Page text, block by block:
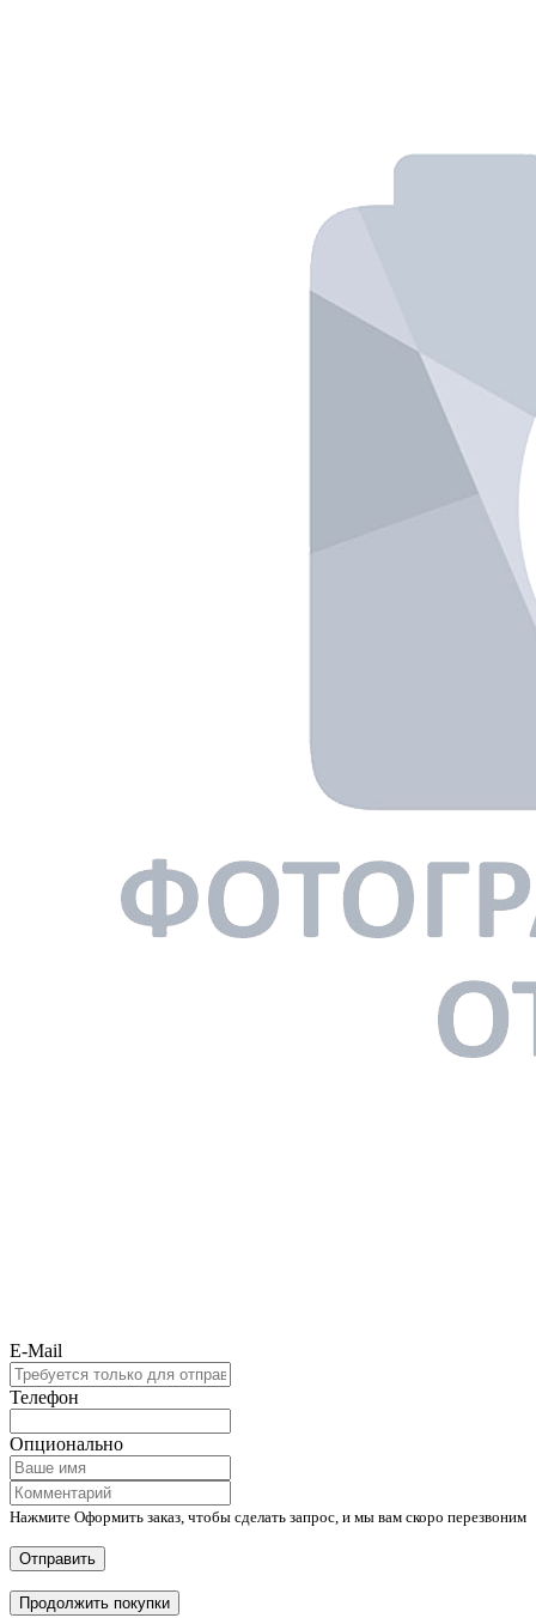
E-Mail
Телефон
Опционально
Нажмите Оформить заказ, чтобы сделать запрос, и мы вам скоро перезвоним
Отправить
Продолжить покупки